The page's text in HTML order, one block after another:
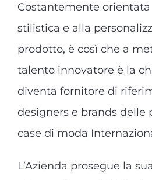
Home
Costantemente orientata
stilistica e alla
prodotto, è così che a
talento innovatore è la
diventa fornitore di
designers e brands
case di moda
L’Azienda prosegue la